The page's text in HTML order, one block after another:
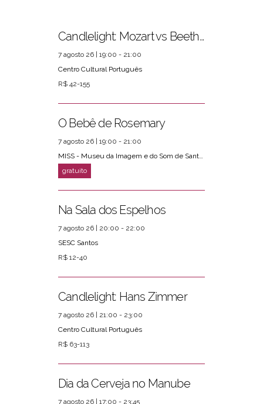
PRÓXIMOS EVENTOS
Candlelight: Mozart vs Beethoven
7 agosto 26 | 19:00 - 21:00
Centro Cultural Português
R$ 42-155
O Bebê de Rosemary
7 agosto 26 | 19:00 - 21:00
MISS - Museu da Imagem e do Som de Santos
Na Sala dos Espelhos
7 agosto 26 | 20:00 - 22:00
SESC Santos
R$ 12-40
Candlelight: Hans Zimmer
7 agosto 26 | 21:00 - 23:00
Centro Cultural Português
R$ 63-113
Dia da Cerveja no Manube
7 agosto 26 | 17:00 - 23:45